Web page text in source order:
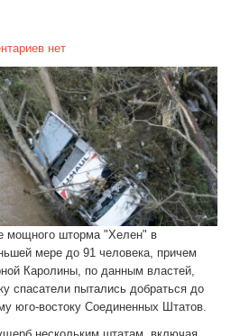
нет
мощного шторма "Хелен" в
мере до 91 человека, причем
Каролины, по данным властей,
спасатели пытались добраться до
юго-востоку Соединенных Штатов.